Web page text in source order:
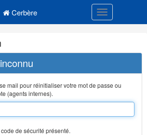
Cerbère Toggle
mail pour réinitialiser votre mot de passe ou
(agents internes).
de sécurité présenté.